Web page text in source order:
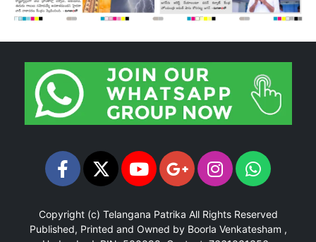
Copyright (c) Telangana Patrika All Rights Reserved
Published, Printed and Owned by Boorla Venkatesham ,